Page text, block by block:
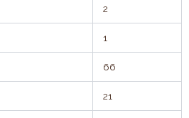
2
1
66
21